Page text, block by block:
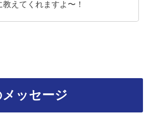
教えてくれますよ〜！
ッセージ